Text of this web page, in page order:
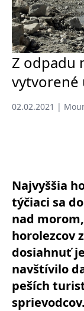
Z odpadu
vytvorené
02.02.2021 |
Najvyššia
týčiaci sa
nad
horolezcov
dosiahnuť
navštívilo
peších
sprievodcov.